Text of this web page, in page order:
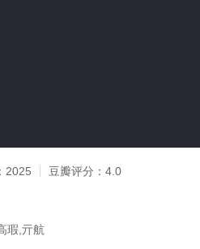
2025 豆瓣评分： 4.0
瑕,亓航